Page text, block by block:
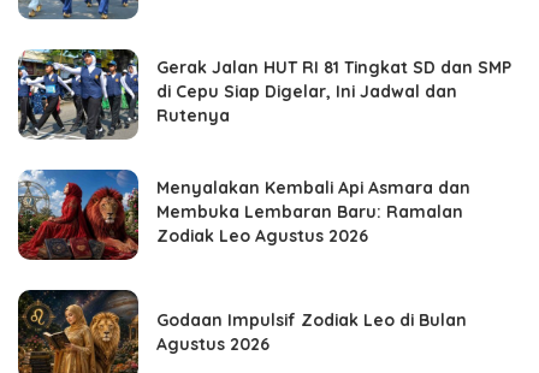
Gerak Jalan HUT RI 81 Tingkat SD dan SMP
di Cepu Siap Digelar, Ini Jadwal dan
Rutenya
Menyalakan Kembali Api Asmara dan
Membuka Lembaran Baru: Ramalan
Zodiak Leo Agustus 2026
Godaan Impulsif Zodiak Leo di Bulan
Agustus 2026